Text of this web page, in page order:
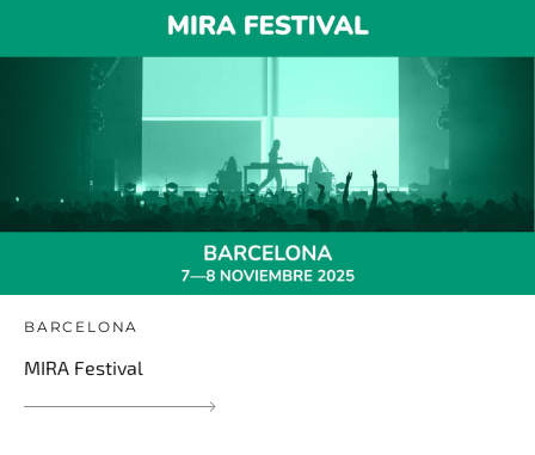
BARCELONA
MIRA Festival